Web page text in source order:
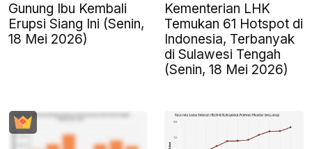
Gunung Ibu Kembali
Erupsi Siang Ini (Senin,
18 Mei 2026)
Kementerian LHK
Temukan 61 Hotspot di
Indonesia, Terbanyak
di Sulawesi Tengah
(Senin, 18 Mei 2026)